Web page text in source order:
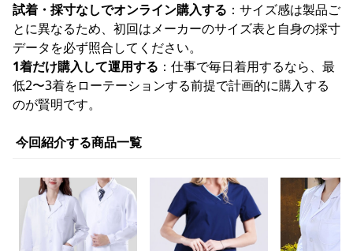
試着・採寸なしでオンライン購入する ：サイズ感は製品ご
とに異なるため、初回はメーカーのサイズ表と自身の採寸
データを必ず照合してください。
1着だけ購入して運用する ：仕事で毎日着用するなら、最
低2〜3着をローテーションする前提で計画的に購入する
のが賢明です。
今回紹介する商品一覧